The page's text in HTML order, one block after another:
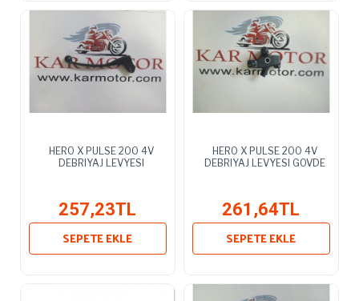
HERO X PULSE 200 4V
DEBRIYAJ LEVYESI
257,23TL
SEPETE EKLE
HERO X PULSE 200 4V
DEBRIYAJ LEVYESI GOVDE
261,64TL
SEPETE EKLE